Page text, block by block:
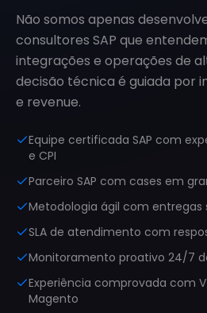
Não somos apenas
consultores SAP que
integrações e operações de
decisão técnica é guiada por
e revenue.
Equipe certificada SAP com
e CPI
Parceiro SAP com cases em
Metodologia ágil com entregas
SLA de atendimento com
Monitoramento proativo 24/7
Experiência comprovada com
Magento